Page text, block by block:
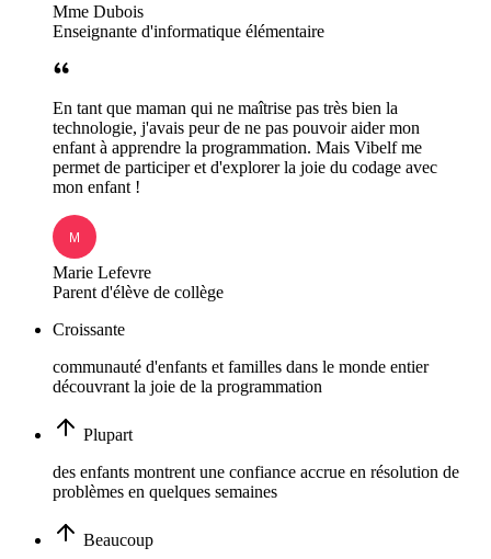
Mme Dubois
Enseignante d'informatique élémentaire
En tant que maman qui ne maîtrise pas très bien la
technologie, j'avais peur de ne pas pouvoir aider mon
enfant à apprendre la programmation. Mais Vibelf me
permet de participer et d'explorer la joie du codage avec
mon enfant !
Marie Lefevre
Parent d'élève de collège
Croissante
communauté d'enfants et familles dans le monde entier
découvrant la joie de la programmation
Plupart
des enfants montrent une confiance accrue en résolution de
problèmes en quelques semaines
Beaucoup